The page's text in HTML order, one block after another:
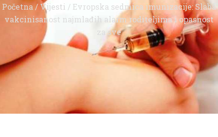
Početna/ Vijesti / Evropska sedmica imunizacije: Slaba
vakcinisanost najmlađih alarm roditeljima i opasnost
za sve